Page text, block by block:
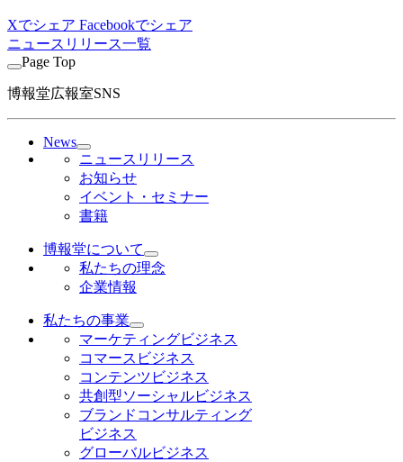
Xでシェア Facebookでシェア
ニュースリリース一覧
Page Top
博報堂広報室SNS
News
ニュースリリース
お知らせ
イベント・セミナー
書籍
博報堂について
私たちの理念
企業情報
私たちの事業
マーケティングビジネス
コマースビジネス
コンテンツビジネス
共創型ソーシャルビジネス
ブランドコンサルティング
ビジネス
グローバルビジネス